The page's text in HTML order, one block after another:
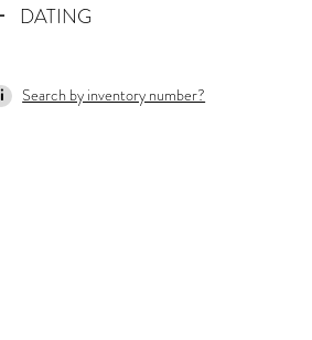
DATING
Search by inventory number?